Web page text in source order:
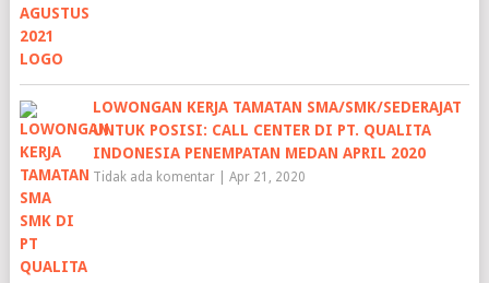
LOWONGAN KERJA TAMATAN SMA/SMK/SEDERAJAT
UNTUK POSISI: CALL CENTER DI PT. QUALITA
INDONESIA PENEMPATAN MEDAN APRIL 2020
Tidak ada komentar| Apr 21, 2020